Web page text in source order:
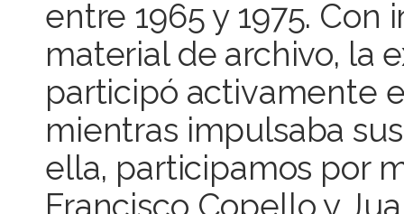
entre 1965 y 1975.
material de archivo, la
participó activamente
mientras impulsaba
ella, participamos por
Francisco Copello y